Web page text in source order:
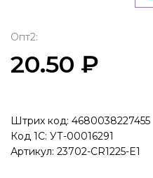
Опт2:
20.50 ₽
Штрих код: 4680038227455
Код 1С: УТ-00016291
Артикул: 23702-CR1225-E1